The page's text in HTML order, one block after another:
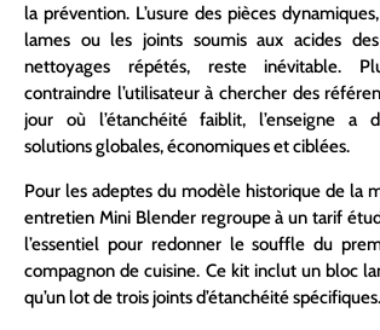
la prévention. L’usure des pièces
lames ou les joints soumis aux acides
nettoyages répétés, reste inévitable.
contraindre l’utilisateur à chercher des
jour où l’étanchéité faiblit, l’enseigne a
solutions globales, économiques et ciblées.
Pour les adeptes du modèle historique de la
entretien Mini Blender regroupe à un tarif
l’essentiel pour redonner le souffle du
compagnon de cuisine. Ce kit inclut un bloc
qu’un lot de trois joints d’étanchéité spécifiques.